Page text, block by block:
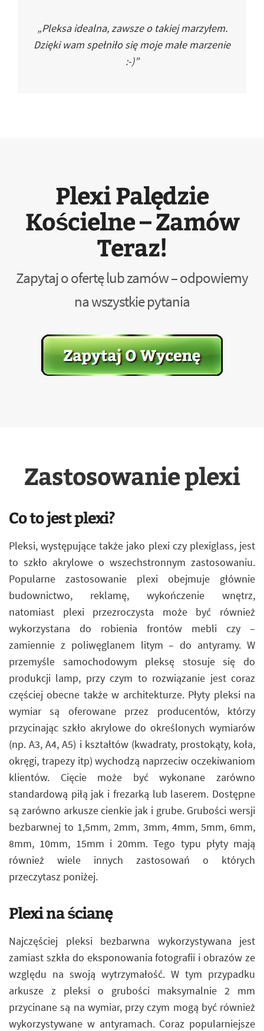
„Pleksa idealna, zawsze o takiej marzyłem.
Dzięki wam spełniło się moje małe marzenie
:-)”
Plexi Palędzie
Kościelne – Zamów
Teraz!
Zapytaj o ofertę lub zamów – odpowiemy
na wszystkie pytania
Zastosowanie plexi
Co to jest plexi?
Pleksi, występujące także jako plexi czy plexiglass, jest
to szkło akrylowe o wszechstronnym zastosowaniu.
Popularne zastosowanie plexi obejmuje głównie
budownictwo, reklamę, wykończenie wnętrz,
natomiast plexi przezroczysta może być również
wykorzystana do robienia frontów mebli czy –
zamiennie z poliwęglanem litym – do antyramy. W
przemyśle samochodowym pleksę stosuje się do
produkcji lamp, przy czym to rozwiązanie jest coraz
częściej obecne także w architekturze. Płyty pleksi na
wymiar są oferowane przez producentów, którzy
przycinając szkło akrylowe do określonych wymiarów
(np. A3, A4, A5) i kształtów (kwadraty, prostokąty, koła,
okręgi, trapezy itp) wychodzą naprzeciw oczekiwaniom
klientów. Cięcie może być wykonane zarówno
standardową piłą jak i frezarką lub laserem. Dostępne
są zarówno arkusze cienkie jak i grube. Grubości wersji
bezbarwnej to 1,5mm, 2mm, 3mm, 4mm, 5mm, 6mm,
8mm, 10mm, 15mm i 20mm. Tego typu płyty mają
również wiele innych zastosowań o których
przeczytasz poniżej.
Plexi na ścianę
Najczęściej pleksi bezbarwna wykorzystywana jest
zamiast szkła do eksponowania fotografii i obrazów ze
względu na swoją wytrzymałość. W tym przypadku
arkusze z pleksi o grubości maksymalnie 2 mm
przycinane są na wymiar, przy czym mogą być również
wykorzystywane w antyramach. Coraz popularniejsze